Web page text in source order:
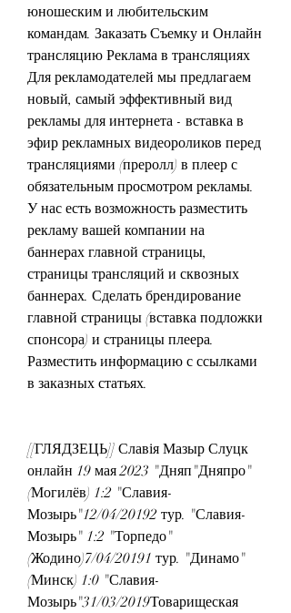
юношеским и любительским
командам. Заказать Съемку и Онлайн
трансляцию Реклама в трансляциях
Для рекламодателей мы предлагаем
новый, самый эффективный вид
рекламы для интернета - вставка в
эфир рекламных видеороликов перед
трансляциями (преролл) в плеер с
обязательным просмотром рекламы.
У нас есть возможность разместить
рекламу вашей компании на
баннерах главной страницы,
страницы трансляций и сквозных
баннерах. Сделать брендирование
главной страницы (вставка подложки
спонсора) и страницы плеера.
Разместить информацию с ссылками
в заказных статьях.
[[ГЛЯДЗЕЦЬ]] Славія Мазыр Слуцк
онлайн 19 мая 2023 "Дняп"Дняпро"
(Могилёв) 1:2 "Славия-
Мозырь"12/04/20192 тур. "Славия-
Мозырь" 1:2 "Торпедо"
(Жодино)7/04/20191 тур. "Динамо"
(Минск) 1:0 "Славия-
Мозырь"31/03/2019Товарищеская